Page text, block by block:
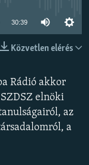
30:39
Közvetlen elérés
Rádió akkor
elnöki
az
a